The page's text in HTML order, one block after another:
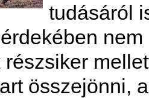
tudásáról
összejönni,